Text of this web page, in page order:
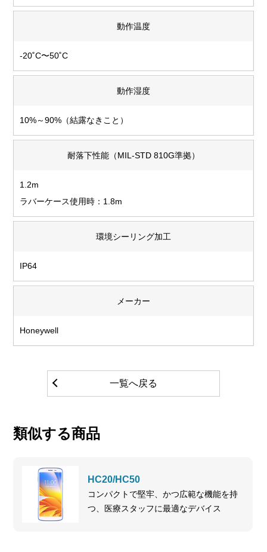
動作温度
-20˚C〜50˚C
動作湿度
10%～90%（結露なきこと）
耐落下性能（MIL-STD 810G準拠）
1.2m
ラバーケース使用時：1.8m
環境シーリング加工
IP64
メーカー
Honeywell
一覧へ戻る
類似する商品
HC20/HC50
コンパクトで堅牢、かつ広範な機能を持
つ、医療スタッフに最適なデバイス